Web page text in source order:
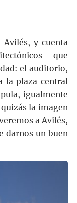
y cuenta
que
el auditorio,
la plaza central
igualmente
la imagen
a Avilés,
darnos un buen